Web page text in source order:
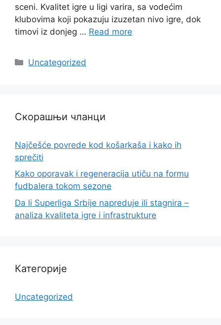
sceni. Kvalitet igre u ligi varira, sa vodećim
klubovima koji pokazuju izuzetan nivo igre, dok
timovi iz donjeg … Read more
Categories
Uncategorized
Скорашњи чланци
Najčešće povrede kod košarkaša i kako ih
sprečiti
Kako oporavak i regeneracija utiču na formu
fudbalera tokom sezone
Da li Superliga Srbije napreduje ili stagnira –
analiza kvaliteta igre i infrastrukture
Категорије
Uncategorized